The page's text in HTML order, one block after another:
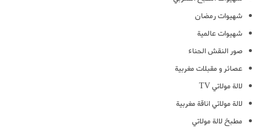
شهيوات رمضان
شهيوات عالمية
صور النقش الحناء
عصائر و مقبلات مغربية
لالة مولاتي TV
لالة مولاتي اناقة مغربية
مطبخ لالة مولاتي